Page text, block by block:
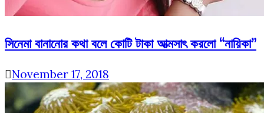
সিনেমা বানানোর কথা বলে কোটি টাকা আত্মসাৎ করলো “নায়িকা”
November 17, 2018